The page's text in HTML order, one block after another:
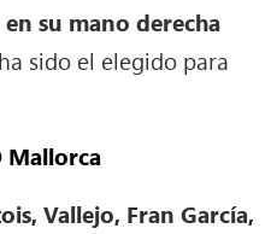
su mano derecha
sido el elegido para
Mallorca
Vallejo, Fran García,